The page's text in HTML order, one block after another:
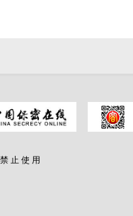
止 使 用